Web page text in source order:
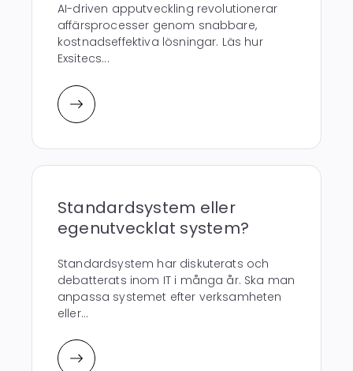
AI-driven apputveckling revolutionerar
affärsprocesser genom snabbare,
kostnadseffektiva lösningar. Läs hur
Exsitecs...
Standardsystem eller
egenutvecklat system?
Standardsystem har diskuterats och
debatterats inom IT i många år. Ska man
anpassa systemet efter verksamheten
eller...